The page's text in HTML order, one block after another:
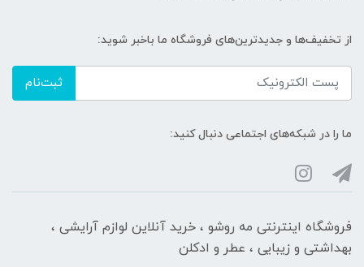
از تخفیف‌ها و جدیدترین‌های فروشگاه ما باخبر شوید:
ثبت‌نام
ما را در شبکه‌های اجتماعی دنبال کنید:
فروشگاه اینترنتی مه‌ رو‌شو ، خرید آنلاین لوازم آرایشی ،
بهداشتی و زیبایی ، عطر و ادکلن